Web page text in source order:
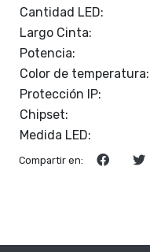
Cantidad LED:
Largo Cinta:
Potencia:
Color de temperatura:
Protección IP:
Chipset:
Medida LED:
Compartir en: